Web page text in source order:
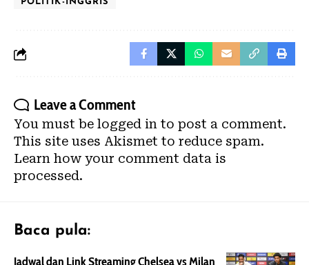
Leave a Comment
You must be logged in to post a comment.
This site uses Akismet to reduce spam.
Learn how your comment data is
processed.
Baca pula:
Jadwal dan Link Streaming Chelsea vs Milan